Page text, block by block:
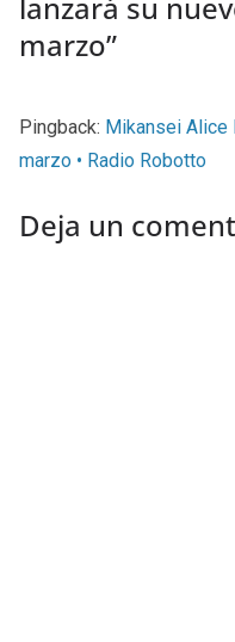
marzo”
Pingback: Mikansei Alice
marzo • Radio Robotto
Deja un